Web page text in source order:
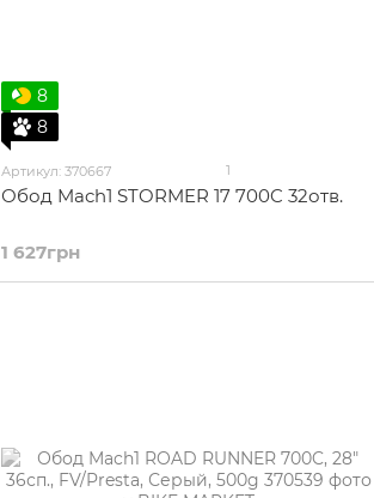
8
8
Артикул: 370667 1
Обод Mach1 STORMER 17 700C 32отв.
1 627грн